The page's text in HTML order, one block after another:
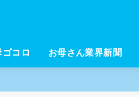
ゴコロ お母さん業界新聞